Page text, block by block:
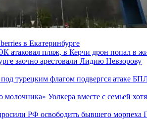
в Екатеринбурге
атаковал пляж, в Керчи дрон попал в
заочно арестовали Лидию Невзорову
под турецким флагом подвергся атаке
молочника» Уолкера вместе с семьей
РФ освободить бывшего морпеха